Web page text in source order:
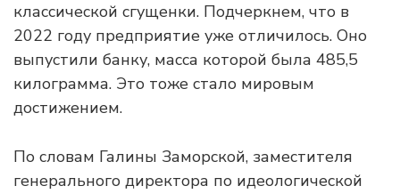
классической сгущенки. Подчеркнем, что в
2022 году предприятие уже отличилось. Оно
выпустили банку, масса которой была 485,5
килограмма. Это тоже стало мировым
достижением.
По словам Галины Заморской, заместителя
генерального директора по идеологической